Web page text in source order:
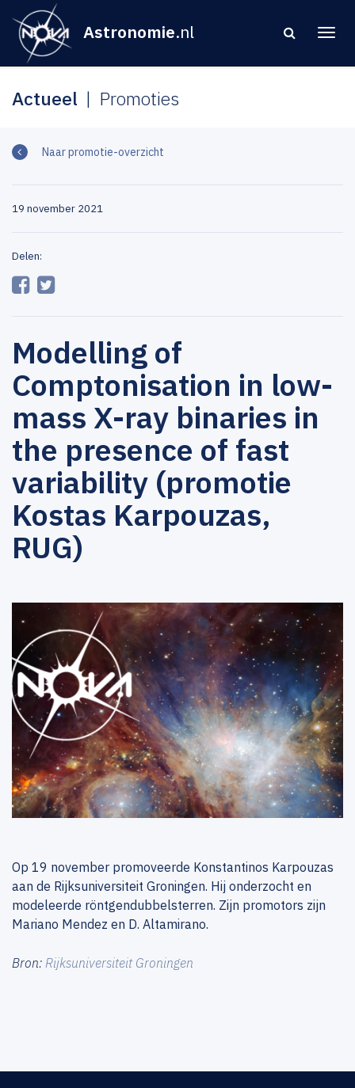
Astronomie.nl
Actueel Promoties
Naar promotie-overzicht
19 november 2021
Delen:
Modelling of
Comptonisation in low-
mass X-ray binaries in
the presence of fast
variability (promotie
Kostas Karpouzas,
RUG)
Op 19 november promoveerde Konstantinos Karpouzas
aan de Rijksuniversiteit Groningen. Hij onderzocht en
modeleerde röntgendubbelsterren. Zijn promotors zijn
Mariano Mendez en D. Altamirano.
Bron: Rijksuniversiteit Groningen